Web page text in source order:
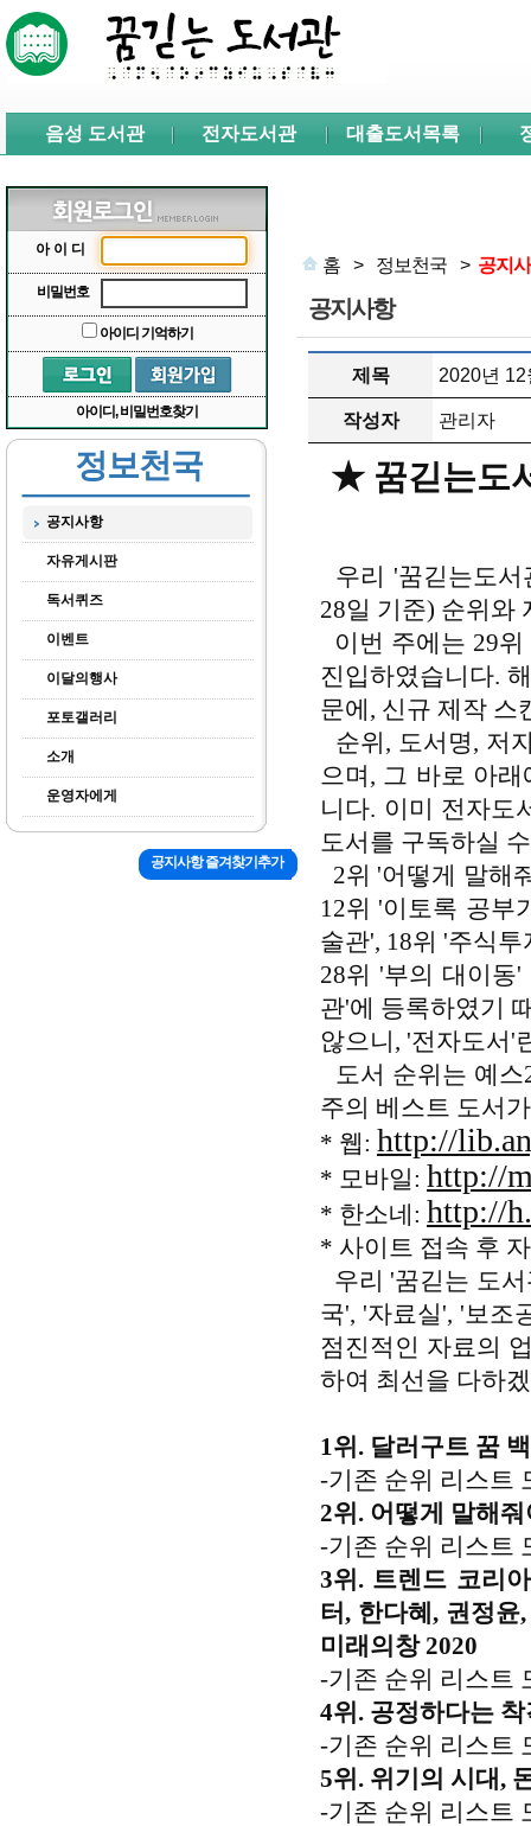
주메뉴 바로가기
서브메뉴 바로가기
음성 도서관 전자도서관 대출도서목록
아이디
비밀번호
아이디 기억하기
아이디, 비밀번호찾기
정보천국
공지사항
자유게시판
독서퀴즈
이벤트
이달의행사
포토갤러리
소개
운영자에게
홈 > 정보천국 > 공지
공지사항
제목 2020년
작성자 관리자
★ 꿈긷는도
우리 '꿈긷는도서
28일 기준) 순위와
이번 주에는 29
진입하였습니다.
문에, 신규 제작 스
순위, 도서명, 저
으며, 그 바로 아
니다. 이미 전자도
도서를 구독하실
2위 '어떻게 말해
12위 '이토록 공부
술관', 18위 '주식
28위 '부의 대이동'
관'에 등록하였기
않으니, '전자도서'
도서 순위는 예
주의 베스트 도서
* 웹: http://
* 모바일: http://
* 한소네: http://
* 사이트 접속 후
우리 '꿈긷는 도
국', '자료실', '보조
점진적인 자료의
하여 최선을 다하
1위. 달러구트 꿈
-기존 순위 리스트
2위. 어떻게 말해
-기존 순위 리스트
3위. 트렌드 코리
터, 한다혜, 권정윤
미래의창 2020
-기존 순위 리스트
4위. 공정하다는
-기존 순위 리스트
5위. 위기의 시대,
-기존 순위 리스트
공지사항 즐겨찾기추가